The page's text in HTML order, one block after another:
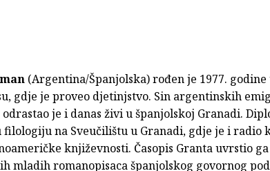
(Argentina/Španjolska) rođen je 1977. godine
gdje je proveo djetinjstvo. Sin argentinskih
je i danas živi u španjolskoj Granadi.
filologiju na Sveučilištu u Granadi, gdje je i radio
književnosti. Časopis Granta uvrstio
mladih romanopisaca španjolskog govornog